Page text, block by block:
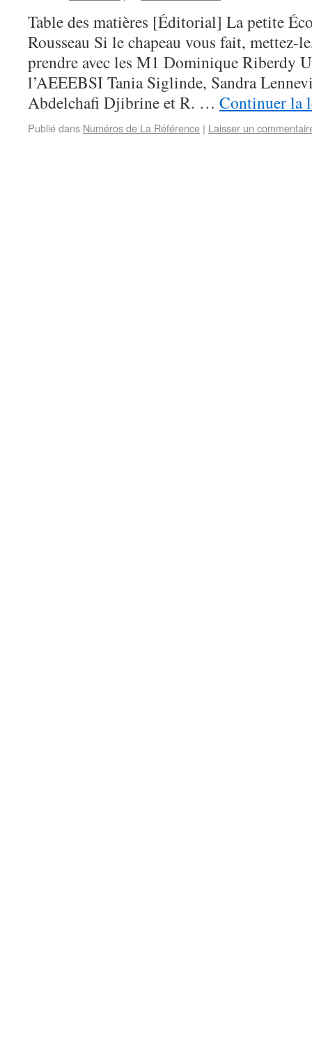
Table des matières [Éditorial] La petite
Rousseau Si le chapeau vous fait, mettez-
prendre avec les M1 Dominique Riberdy
l’AEEEBSI Tania Siglinde, Sandra
Abdelchafi Djibrine et R. … Continuer la
Publié dans Numéros de La Référence | Laisser un